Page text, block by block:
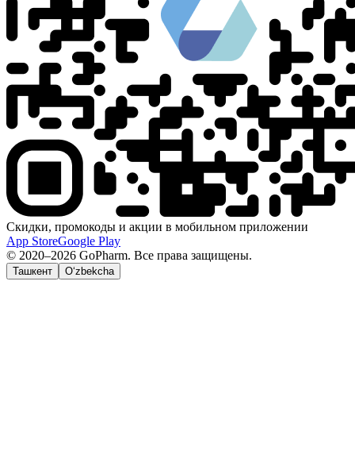
Скидки, промокоды и акции в мобильном приложении
App StoreGoogle Play
© 2020–2026 GoPharm. Все права защищены.
Ташкент O‘zbekcha